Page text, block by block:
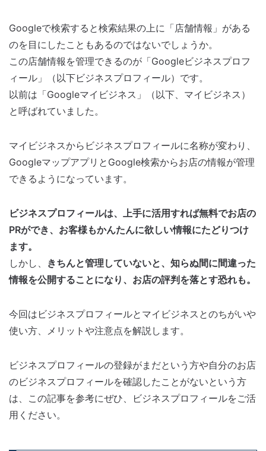
Googleで検索すると検索結果の上に「店舗情報」がある
のを目にしたこともあるのではないでしょうか。
この店舗情報を管理できるのが「Googleビジネスプロフ
ィール」（以下ビジネスプロフィール）です。
以前は「Googleマイビジネス」（以下、マイビジネス）
と呼ばれていました。
マイビジネスからビジネスプロフィールに名称が変わり、
GoogleマップアプリとGoogle検索からお店の情報が管理
できるようになっています。
ビジネスプロフィールは、上手に活用すれば無料でお店の
PRができ、お客様もかんたんに欲しい情報にたどりつけ
ます。
しかし、 きちんと管理していないと、知らぬ間に間違った
情報を公開することになり、お店の評判を落とす恐れも。
今回はビジネスプロフィールとマイビジネスとのちがいや
使い方、メリットや注意点を解説します。
ビジネスプロフィールの登録がまだという方や自分のお店
のビジネスプロフィールを確認したことがないという方
は、この記事を参考にぜひ、ビジネスプロフィールをご活
用ください。